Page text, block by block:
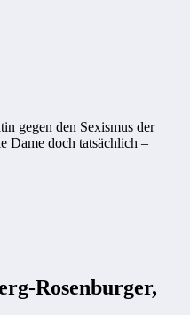
gegen den Sexismus der
Dame doch tatsächlich –
Rosenburger,